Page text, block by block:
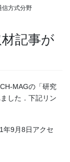
信方式分野
記事が
MAGの「研究
した．下記リン
年9月8日アクセ